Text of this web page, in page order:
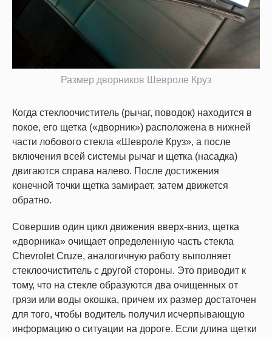
Размер дворников Шевроле Круз
Когда стеклоочиститель (рычаг, поводок) находится в
покое, его щетка («дворник») расположена в нижней
части лобового стекла «Шевроле Круз», а после
включения всей системы рычаг и щетка (насадка)
двигаются справа налево. После достижения
конечной точки щетка замирает, затем движется
обратно.
Совершив один цикл движения вверх-вниз, щетка
«дворника» очищает определенную часть стекла
Chevrolet Cruze, аналогичную работу выполняет
стеклоочиститель с другой стороны. Это приводит к
тому, что на стекле образуются два очищенных от
грязи или воды окошка, причем их размер достаточен
для того, чтобы водитель получил исчерпывающую
информацию о ситуации на дороге. Если длина щетки